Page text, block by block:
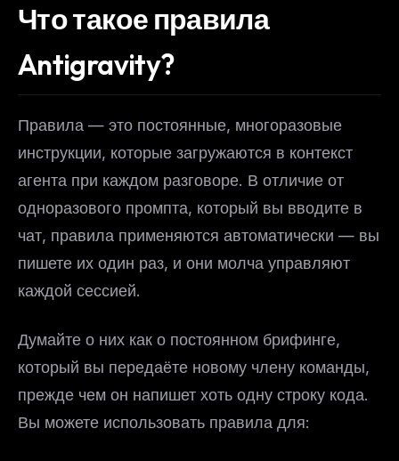
Что такое правила
Antigravity?
Правила — это постоянные, многоразовые
инструкции, которые загружаются в контекст
агента при каждом разговоре. В отличие от
одноразового промпта, который вы вводите в
чат, правила применяются автоматически — вы
пишете их один раз, и они молча управляют
каждой сессией.
Думайте о них как о постоянном брифинге,
который вы передаёте новому члену команды,
прежде чем он напишет хоть одну строку кода.
Вы можете использовать правила для: